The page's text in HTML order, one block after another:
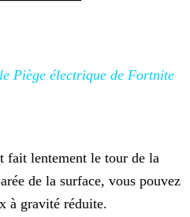
Piège électrique de Fortnite
fait lentement le tour de la
de la surface, vous pouvez
à gravité réduite.